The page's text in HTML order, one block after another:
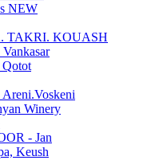
NEW
TAKRI. KOUASH
Qotot
Winery
- Jan
Keush